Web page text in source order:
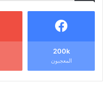
200k
المعجبون